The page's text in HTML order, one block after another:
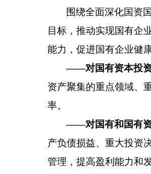
围绕全面深化国资
目标，推动实现国有企
能力，促进国有企业健
——对国有资本投
资产聚集的重点领域、
率。
——对国有和国有资
产负债损益、重大投资
管理，提高盈利能力和